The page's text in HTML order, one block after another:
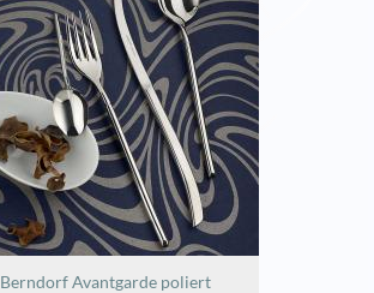
Berndorf Avantgarde poliert